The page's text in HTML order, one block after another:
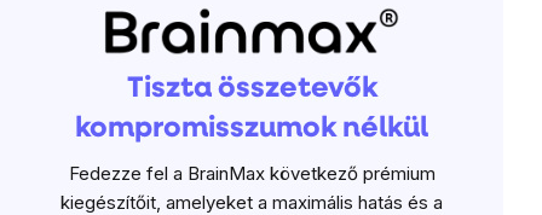
Tiszta összetevők
kompromisszumok nélkül
Fedezze fel a BrainMax következő prémium
kiegészítőit, amelyeket a maximális hatás és a